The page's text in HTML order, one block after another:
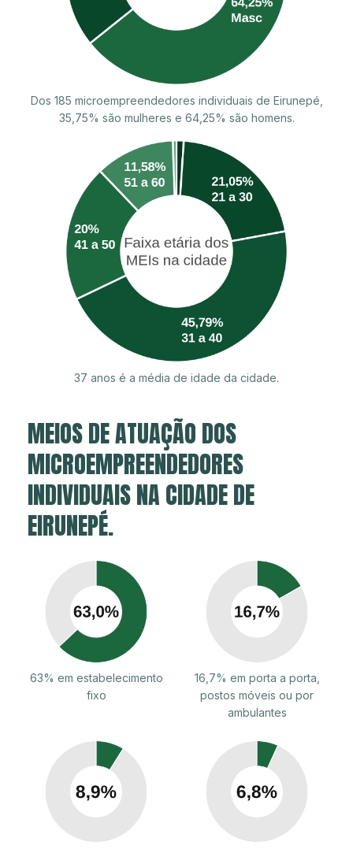
Dos 185 microempreendedores individuais de Eirunepé,
35,75% são mulheres e 64,25% são homens.
37 anos é a média de idade da cidade.
MEIOS DE ATUAÇÃO DOS
MICROEMPREENDEDORES
INDIVIDUAIS NA CIDADE DE
EIRUNEPÉ.
63% em estabelecimento
fixo
16,7% em porta a porta,
postos móveis ou por
ambulantes